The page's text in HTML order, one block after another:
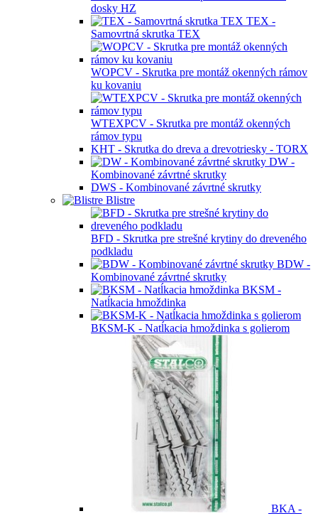
dosky HZ
TEX -
Samovrtná skrutka TEX
WOPCV - Skrutka pre montáž okenných rámov
ku kovaniu
WTEXPCV - Skrutka pre montáž okenných
rámov typu
KHT - Skrutka do dreva a drevotriesky - TORX
DW -
Kombinované závrtné skrutky
DWS - Kombinované závrtné skrutky
Blistre
BFD - Skrutka pre strešné krytiny do dreveného
podkladu
BDW -
Kombinované závrtné skrutky
BKSM -
Natĺkacia hmoždinka
BKSM-K - Natĺkacia hmoždinka s golierom
BKA -